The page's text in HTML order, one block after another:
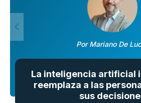
La inteligencia artificial
reemplaza a las
sus
Por Mariano De